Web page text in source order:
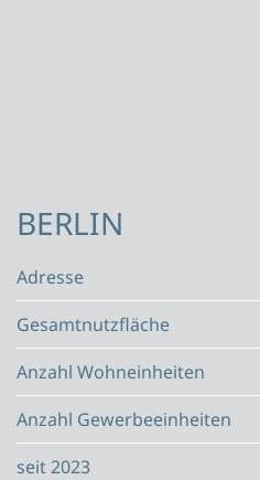
BERLIN
Adresse
Gesamtnutzfläche
Anzahl Wohneinheiten
Anzahl Gewerbeeinheiten
seit 2023